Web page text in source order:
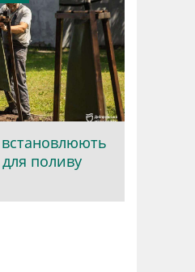
встановлюють
поливу